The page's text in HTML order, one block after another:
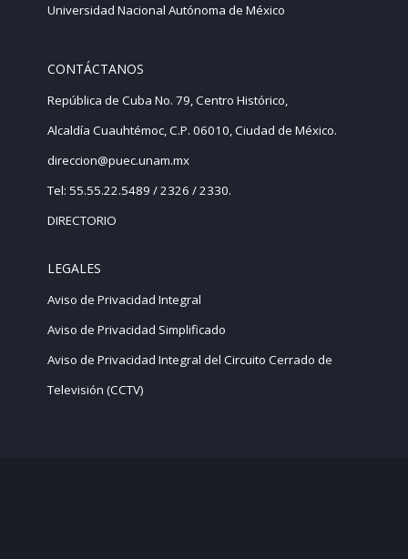
Universidad Nacional Autónoma de México
CONTÁCTANOS
República de Cuba No. 79, Centro Histórico,
Alcaldía Cuauhtémoc, C.P. 06010, Ciudad de México.
direccion@puec.unam.mx
Tel: 55.55.22.5489 / 2326 / 2330.
DIRECTORIO
LEGALES
Aviso de Privacidad Integral
Aviso de Privacidad Simplificado
Aviso de Privacidad Integral del Circuito Cerrado de
Televisión (CCTV)